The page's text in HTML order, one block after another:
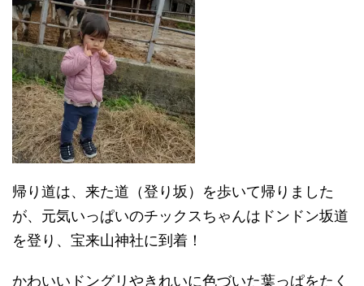
帰り道は、来た道（登り坂）を歩いて帰りました
が、元気いっぱいのチックスちゃんはドンドン坂道
を登り、宝来山神社に到着！
かわいいドングリやきれいに色づいた葉っぱをたく